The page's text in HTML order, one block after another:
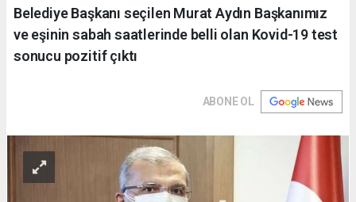
Belediye Başkanı seçilen Murat Aydın Başkanımız
ve eşinin sabah saatlerinde belli olan Kovid-19 test
sonucu pozitif çıktı
ABONE OL